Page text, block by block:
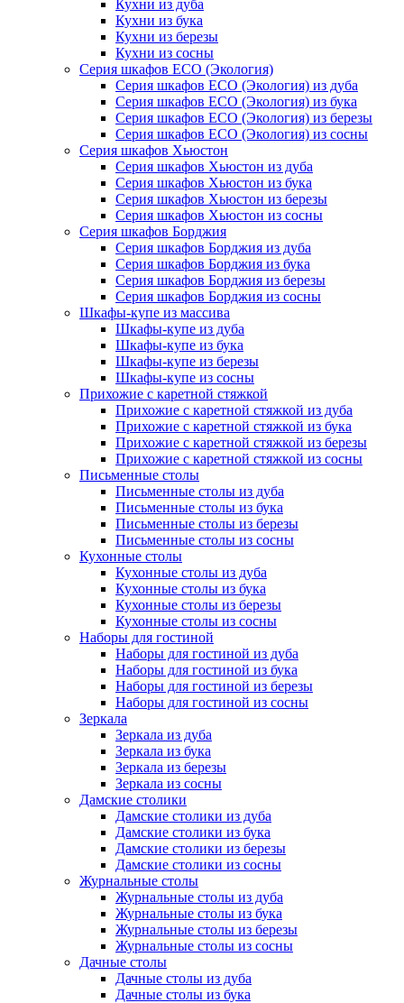
Кухни из дуба
Кухни из бука
Кухни из березы
Кухни из сосны
Серия шкафов ECO (Экология)
Серия шкафов ECO (Экология) из дуба
Серия шкафов ECO (Экология) из бука
Серия шкафов ECO (Экология) из березы
Серия шкафов ECO (Экология) из сосны
Серия шкафов Хьюстон
Серия шкафов Хьюстон из дуба
Серия шкафов Хьюстон из бука
Серия шкафов Хьюстон из березы
Серия шкафов Хьюстон из сосны
Серия шкафов Борджия
Серия шкафов Борджия из дуба
Серия шкафов Борджия из бука
Серия шкафов Борджия из березы
Серия шкафов Борджия из сосны
Шкафы-купе из массива
Шкафы-купе из дуба
Шкафы-купе из бука
Шкафы-купе из березы
Шкафы-купе из сосны
Прихожие с каретной стяжкой
Прихожие с каретной стяжкой из дуба
Прихожие с каретной стяжкой из бука
Прихожие с каретной стяжкой из березы
Прихожие с каретной стяжкой из сосны
Письменные столы
Письменные столы из дуба
Письменные столы из бука
Письменные столы из березы
Письменные столы из сосны
Кухонные столы
Кухонные столы из дуба
Кухонные столы из бука
Кухонные столы из березы
Кухонные столы из сосны
Наборы для гостиной
Наборы для гостиной из дуба
Наборы для гостиной из бука
Наборы для гостиной из березы
Наборы для гостиной из сосны
Зеркала
Зеркала из дуба
Зеркала из бука
Зеркала из березы
Зеркала из сосны
Дамские столики
Дамские столики из дуба
Дамские столики из бука
Дамские столики из березы
Дамские столики из сосны
Журнальные столы
Журнальные столы из дуба
Журнальные столы из бука
Журнальные столы из березы
Журнальные столы из сосны
Дачные столы
Дачные столы из дуба
Дачные столы из бука